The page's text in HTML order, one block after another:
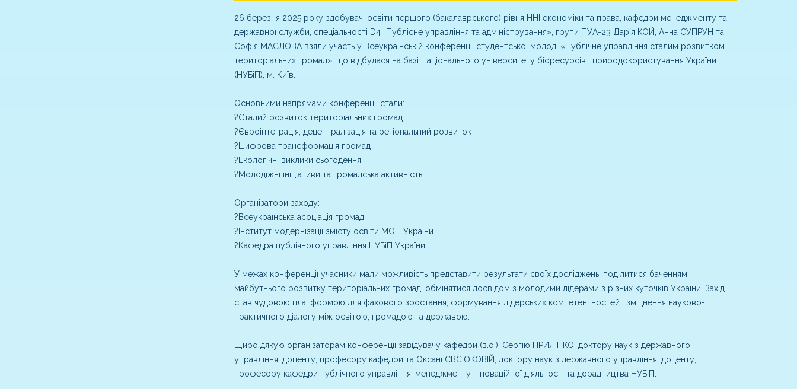
26 березня 2025 року здобувачі освіти першого (бакалаврського) рівня ННІ економіки та права, кафедри менеджменту та
державної служби, спеціальності D4 “Публісне управління та адміністрування», групи ПУА-23 Дарʼя КОЙ, Анна СУПРУН та
Софія МАСЛОВА взяли участь у Всеукраїнській конференції студентської молоді «Публічне управління сталим розвитком
територіальних громад», що відбулася на базі Національного університету біоресурсів і природокористування України
(НУБіП), м. Київ.
Основними напрямами конференції стали:
?Сталий розвиток територіальних громад
?Євроінтеграція, децентралізація та регіональний розвиток
?Цифрова трансформація громад
?Екологічні виклики сьогодення
?Молодіжні ініціативи та громадська активність
Організатори заходу:
?Всеукраїнська асоціація громад
?Інститут модернізації змісту освіти МОН України
?Кафедра публічного управління НУБіП України
У межах конференції учасники мали можливість представити результати своїх досліджень, поділитися баченням
майбутнього розвитку територіальних громад, обмінятися досвідом з молодими лідерами з різних куточків України. Захід
став чудовою платформою для фахового зростання, формування лідерських компетентностей і зміцнення науково-
практичного діалогу між освітою, громадою та державою.
Щиро дякую організаторам конференції завідувачу кафедри (в.о.): Сергію ПРИЛІПКО, доктору наук з державного
управління, доценту, професору кафедри та Оксані ЄВСЮКОВІЙ, доктору наук з державного управління, доценту,
професору кафедри публічного управління, менеджменту інноваційної діяльності та дорадництва НУБІП.